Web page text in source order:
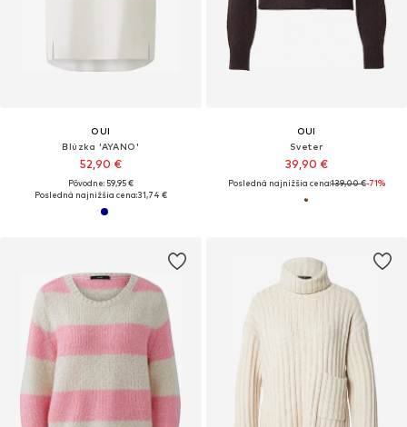
OUI
Blúzka 'AYANO'
52,90 €
Pôvodne: 59,95 €
Posledná najnižšia cena:31,74 €
OUI
Sveter
39,90 €
Posledná najnižšia cena:139,00 €-71%